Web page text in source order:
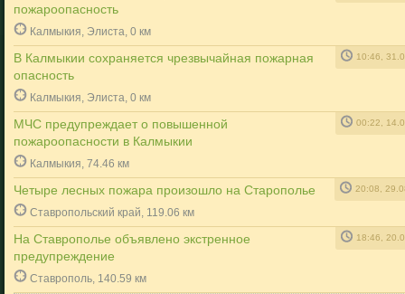
пожароопасность
Калмыкия, Элиста, 0 км
В Калмыкии сохраняется чрезвычайная пожарная
опасность
10:46,
Калмыкия, Элиста, 0 км
МЧС предупреждает о повышенной
пожароопасности в Калмыкии
00:22,
Калмыкия, 74.46 км
Четыре лесных пожара произошло на Старополье 20:08,
Ставропольский край, 119.06 км
На Ставрополье объявлено экстренное
предупреждение
18:46,
Ставрополь, 140.59 км